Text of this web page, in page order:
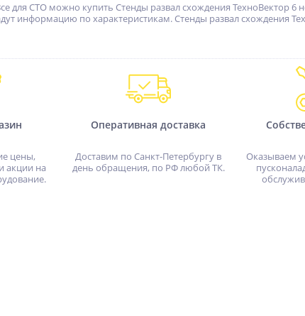
для СТО можно купить Стенды развал схождения ТехноВектор
информацию по характеристикам. Стенды развал схождения
цены,
акции на
Оперативная доставка
Доставим по Санкт-Петербургу в
день обращения, по РФ любой ТК.
Оказываем